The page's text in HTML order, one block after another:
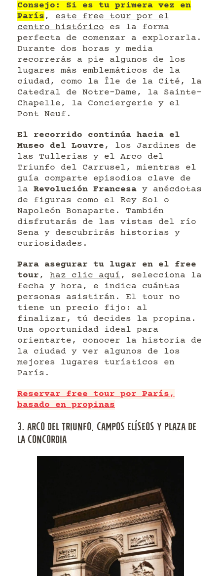
Consejo: Si es tu primera vez en
París , este free tour por el
centro histórico es la forma
perfecta de comenzar a explorarla.
Durante dos horas y media
recorrerás a pie algunos de los
lugares más emblemáticos de la
ciudad, como la Île de la Cité, la
Catedral de Notre-Dame, la Sainte-
Chapelle, la Conciergerie y el
Pont Neuf.
El recorrido continúa hacia el
Museo del Louvre , los Jardines de
las Tullerías y el Arco del
Triunfo del Carrusel, mientras el
guía comparte episodios clave de
la Revolución Francesa y anécdotas
de figuras como el Rey Sol o
Napoleón Bonaparte. También
disfrutarás de las vistas del río
Sena y descubrirás historias y
curiosidades.
Para asegurar tu lugar en el free
tour , haz clic aquí , selecciona la
fecha y hora, e indica cuántas
personas asistirán. El tour no
tiene un precio fijo: al
finalizar, tú decides la propina.
Una oportunidad ideal para
orientarte, conocer la historia de
la ciudad y ver algunos de los
mejores lugares turísticos en
París.
Reservar free tour por París,
basado en propinas
3. ARCO DEL TRIUNFO, CAMPOS ELÍSEOS Y PLAZA DE
LA CONCORDIA